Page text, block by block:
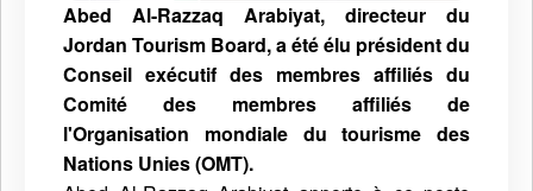
Abed Al-Razzaq Arabiyat, directeur du
Jordan Tourism Board, a été élu président du
Conseil exécutif des membres affiliés du
Comité des membres affiliés de
l'Organisation mondiale du tourisme des
Nations Unies (OMT).